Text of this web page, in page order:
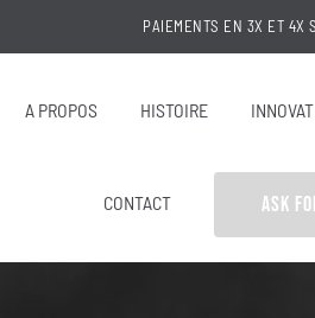
A PROPOS HISTOIRE
CONTACT ASK